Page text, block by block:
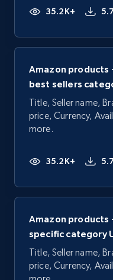
35.2K+
Amazon products
best sellers
Title, Seller name,
price, Currency,
more.
35.2K+
Amazon products
specific category
Title, Seller name,
price, Currency,